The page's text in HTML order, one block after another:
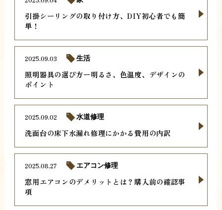
引掛シーリングの取り付け方、DIY初心者でも簡
単！
照明器具の選び方ー明るさ、色温度、デザインの
ポイント
2025.09.03 生活
洗面台の床下水漏れ修理にかかる費用の内訳
2025.09.02 水道修理
窓用エアコンのデメリットとは？購入前の確認事
項
2025.08.27 エアコン修理